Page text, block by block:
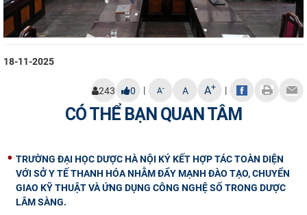
18-11-2025
243 0 | A- A A+ |
CÓ THỂ BẠN QUAN TÂM
TRƯỜNG ĐẠI HỌC DƯỢC HÀ NỘI KÝ KẾT HỢP TÁC TOÀN DIỆN
VỚI SỞ Y TẾ THANH HÓA NHẰM ĐẨY MẠNH ĐÀO TẠO, CHUYỂN
GIAO KỸ THUẬT VÀ ỨNG DỤNG CÔNG NGHỆ SỐ TRONG DƯỢC
LÂM SÀNG.